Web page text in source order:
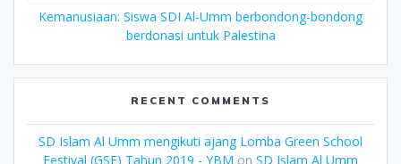
Kemanusiaan: Siswa SDI Al-Umm berbondong-bondong
berdonasi untuk Palestina
RECENT COMMENTS
SD Islam Al Umm mengikuti ajang Lomba Green School
Festival (GSF) Tahun 2019 - YBM on SD Islam Al Umm